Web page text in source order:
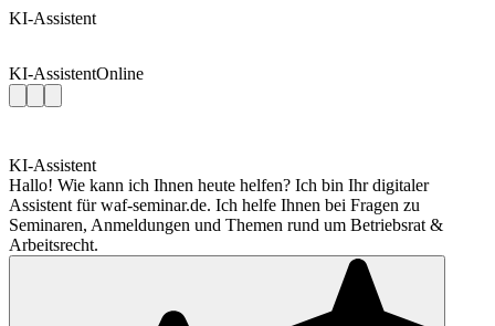
KI-Assistent
KI-AssistentOnline
KI-Assistent
Hallo! Wie kann ich Ihnen heute helfen? Ich bin Ihr digitaler
Assistent für waf-seminar.de. Ich helfe Ihnen bei Fragen zu
Seminaren, Anmeldungen und Themen rund um Betriebsrat &
Arbeitsrecht.